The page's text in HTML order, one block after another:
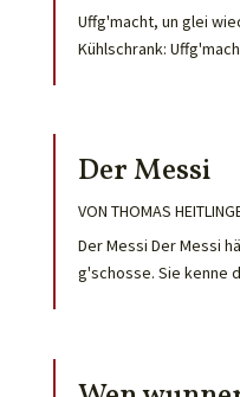
Uffg'macht, un glei
Kühlschrank:
Der Messi
VON THOMAS
Der Messi Der Messi
g'schosse. Sie kenne